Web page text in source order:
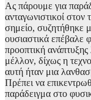
Ας πάρουμε για
ανταγωνιστικοί
σημείο, συζητήθηκε
ουσιαστικά επέβαλε
προοπτική
μέλλον, δίχως η
αυτή ήταν μια
Πρέπει να
παράδειγμα στο